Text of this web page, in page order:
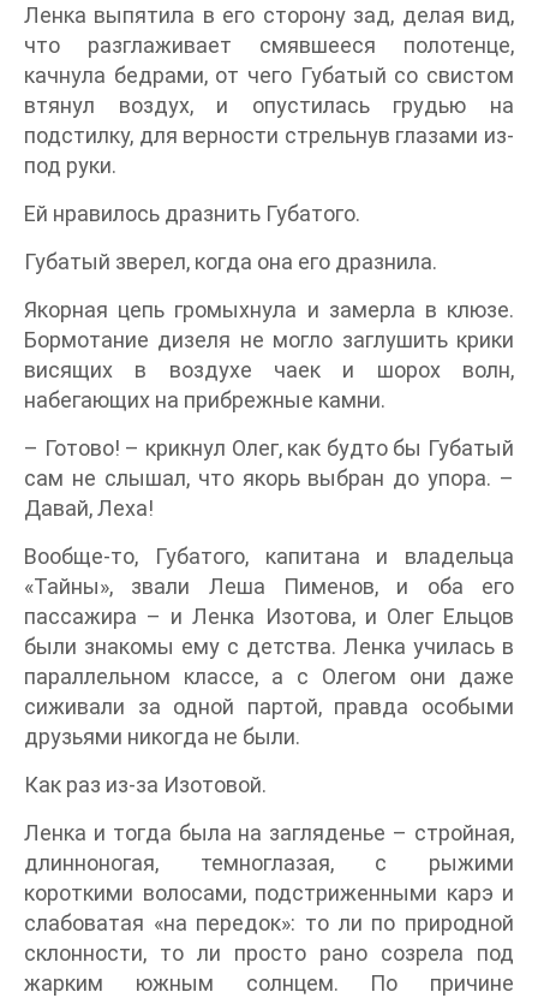
Ленка выпятила в его сторону зад, делая вид,
что разглаживает смявшееся полотенце,
качнула бедрами, от чего Губатый со свистом
втянул воздух, и опустилась грудью на
подстилку, для верности стрельнув глазами из-
под руки.
Ей нравилось дразнить Губатого.
Губатый зверел, когда она его дразнила.
Якорная цепь громыхнула и замерла в клюзе.
Бормотание дизеля не могло заглушить крики
висящих в воздухе чаек и шорох волн,
набегающих на прибрежные камни.
– Готово! – крикнул Олег, как будто бы Губатый
сам не слышал, что якорь выбран до упора. –
Давай, Леха!
Вообще-то, Губатого, капитана и владельца
«Тайны», звали Леша Пименов, и оба его
пассажира – и Ленка Изотова, и Олег Ельцов
были знакомы ему с детства. Ленка училась в
параллельном классе, а с Олегом они даже
сиживали за одной партой, правда особыми
друзьями никогда не были.
Как раз из-за Изотовой.
Ленка и тогда была на загляденье – стройная,
длинноногая, темноглазая, с рыжими
короткими волосами, подстриженными карэ и
слабоватая «на передок»: то ли по природной
склонности, то ли просто рано созрела под
жарким южным солнцем. По причине